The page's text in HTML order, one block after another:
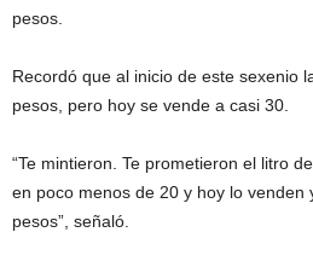
pesos.
Recordó que al inicio de este sexenio
pesos, pero hoy se vende a casi 30.
“Te mintieron. Te prometieron el litro
en poco menos de 20 y hoy lo venden
pesos”, señaló.